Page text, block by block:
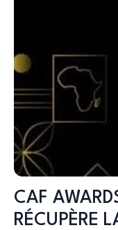
CAF
RÉCUPÈRE